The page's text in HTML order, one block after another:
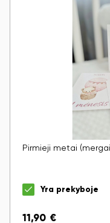
Pirmieji metai
Yra prekyboje
11,90 €